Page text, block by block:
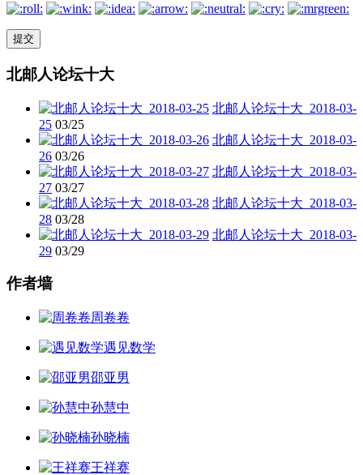
北邮人论坛十大
北邮人论坛十大_2018-03-
25 03/25
北邮人论坛十大_2018-03-
26 03/26
北邮人论坛十大_2018-03-
27 03/27
北邮人论坛十大_2018-03-
28 03/28
北邮人论坛十大_2018-03-
29 03/29
作者墙
周卷卷
遇见数学
邵亚男
孙慧中
孙晓楠
王祥赛